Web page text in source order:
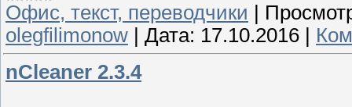
Офис, текст, переводчики |
olegfilimonow | Дата: 17.10.2016 |
nCleaner 2.3.4